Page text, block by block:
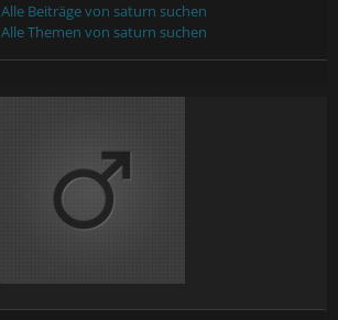
Alle Beiträge von saturn suchen
Alle Themen von saturn suchen